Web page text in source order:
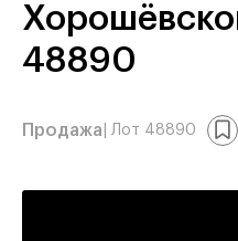
48890
Продажа | Лот 48890